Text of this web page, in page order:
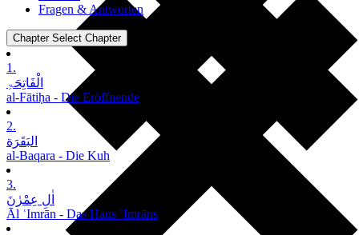
Fragen & Antworten
Chapter Select Chapter
1.
الْفَاتِحَۃِ
al-Fātiḥa - Die Eröffnende
2.
البَقَرَة
al-Baqara - Die Kuh
3.
اٰلِ عِمْرٰنَ
Āl ʿImrān - Das Haus ʿImrāns